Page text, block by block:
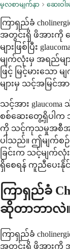
မူလစာမျက်နှာ ဆေးဝါး
ကြာရှည်ခံ
အတွင်းရှိ ဖိအားကို
များဖြစ်ပြီး
မျက်လုံးမှ အရည်မျ
ဖြင့် မြင့်မားသော
များမှ သင့်အမြင်
သင့်အား
စစ်ဆေးတွေ့ရှိပါက
ကို သင့်ကုသမှုအစီအစ
ပါသည်။ ဤမျက်စ
ခြင်းက သင့်မျက်လုံ
ရှိစေရန် ကူညီပေးနို
ကြာရှည်ခံ
ဆိုတာဘာလဲ
ကြာရှည်ခံ
အတွင်းရှိ ဖိအားကို အ